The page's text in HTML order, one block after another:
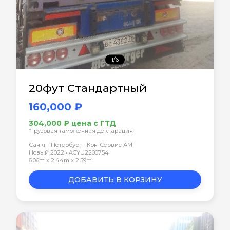
1/6
20фут Стандартный
160,000 ₽
304,000 ₽ цена с ГТД
*Грузовая таможенная декларация
Санкт - Петербург - Кон-Сервис АМ
Новый 2022 • ACYU2200754
6.06m x 2.44m x 2.59m
ДОБАВИТЬ В КОРЗИНУ